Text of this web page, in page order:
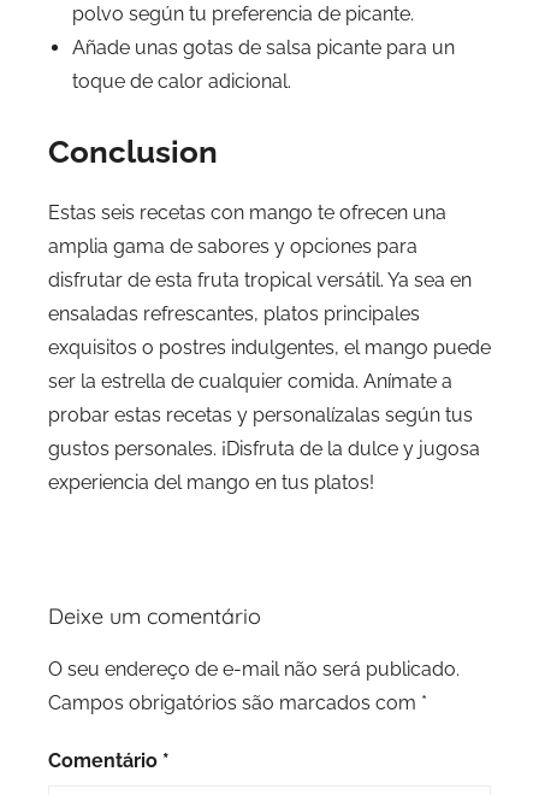
polvo según tu preferencia de picante.
Añade unas gotas de salsa picante para un
toque de calor adicional.
Conclusion
Estas seis recetas con mango te ofrecen una
amplia gama de sabores y opciones para
disfrutar de esta fruta tropical versátil. Ya sea en
ensaladas refrescantes, platos principales
exquisitos o postres indulgentes, el mango puede
ser la estrella de cualquier comida. Anímate a
probar estas recetas y personalízalas según tus
gustos personales. ¡Disfruta de la dulce y jugosa
experiencia del mango en tus platos!
Deixe um comentário
O seu endereço de e-mail não será publicado.
Campos obrigatórios são marcados com *
Comentário *